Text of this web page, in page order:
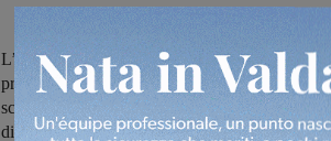
L’attuale presidente del Corecom lancia dal
proposta di intitolare a Paola Nepi, scrittrice
scomparsa dopo essere stata costretta per anni
di distrofia muscolare, una strada o una piazza